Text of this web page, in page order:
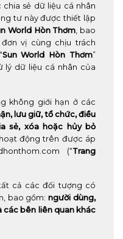
chia sẻ dữ liệu cá nhân
tư này được thiết lập
World Hòn Thơm , bao
vị cùng chịu trách
Sun World Hòn Thơm”
lý dữ liệu cá nhân của
không giới hạn ở các
lưu giữ, tổ chức, điều
sẻ, xóa hoặc hủy bỏ
hoạt động trên được áp
(“Trang
cả các đối tượng có
bao gồm:người dùng,
các bên liên quan khác